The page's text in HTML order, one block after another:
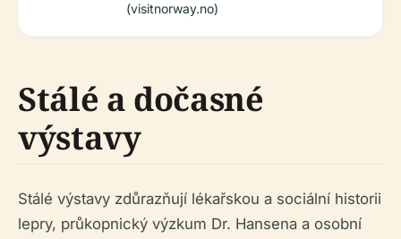
(visitnorway.no)
Stálé a dočasné
výstavy
Stálé výstavy zdůrazňují lékařskou a sociální historii
lepry, průkopnický výzkum Dr. Hansena a osobní